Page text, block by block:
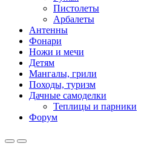
Пистолеты
Арбалеты
Антенны
Фонари
Ножи и мечи
Детям
Мангалы, грили
Походы, туризм
Дачные самоделки
Теплицы и парники
Форум